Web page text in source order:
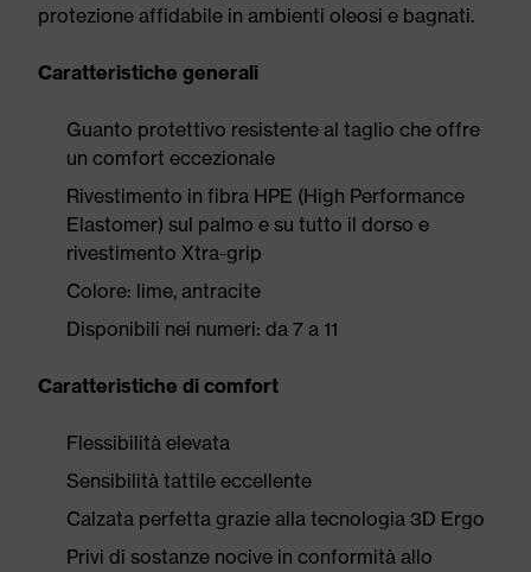
protezione affidabile in ambienti oleosi e bagnati.
Caratteristiche generali
Guanto protettivo resistente al taglio che offre
un comfort eccezionale
Rivestimento in fibra HPE (High Performance
Elastomer) sul palmo e su tutto il dorso e
rivestimento Xtra-grip
Colore: lime, antracite
Disponibili nei numeri: da 7 a 11
Caratteristiche di comfort
Flessibilità elevata
Sensibilità tattile eccellente
Calzata perfetta grazie alla tecnologia 3D Ergo
Privi di sostanze nocive in conformità allo